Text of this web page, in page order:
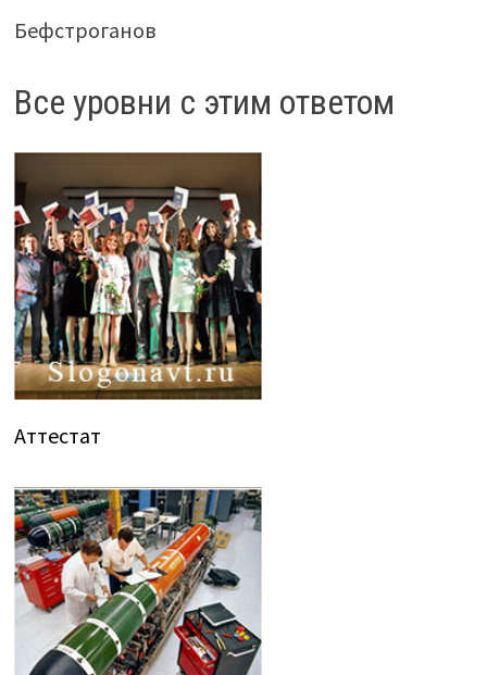
Бефстроганов
Все уровни с этим ответом
Аттестат